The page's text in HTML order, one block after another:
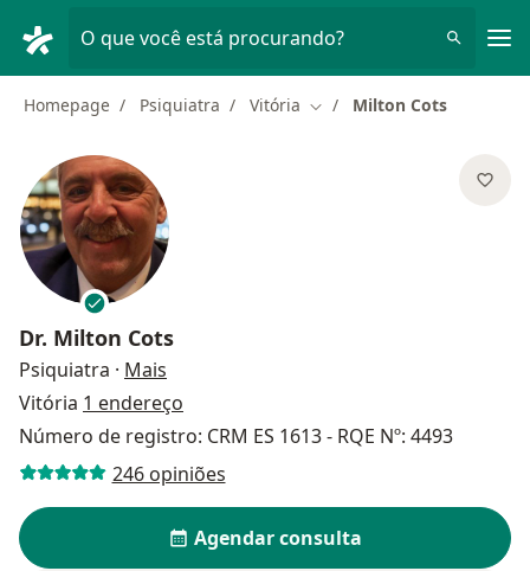
O que você está procurando?
Homepage Psiquiatra Vitória Mudar de cidade
Milton Cots
Dr. Milton Cots
Psiquiatra · Mais
Vitória 1 endereço
Número de registro: CRM ES 1613 - RQE Nº: 4493
246 opiniões
Agendar consulta